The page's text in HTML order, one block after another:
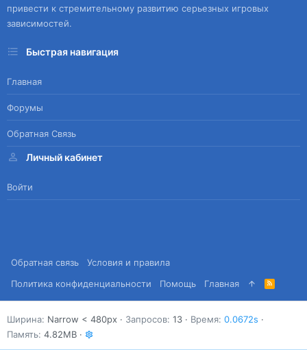
привести к стремительному развитию серьезных игровых
зависимостей.
Быстрая навигация
Главная
Форумы
Обратная Связь
Личный кабинет
Войти
Обратная связь
Условия и правила
Политика конфиденциальности
Помощь Главная
R
S
S
Ширина Запросов 13 Время 0.0672s
Память 4.82MB